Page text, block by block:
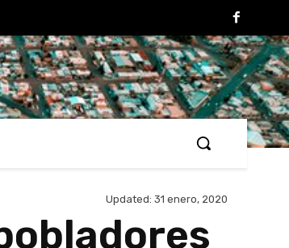
Updated: 31 enero, 2020